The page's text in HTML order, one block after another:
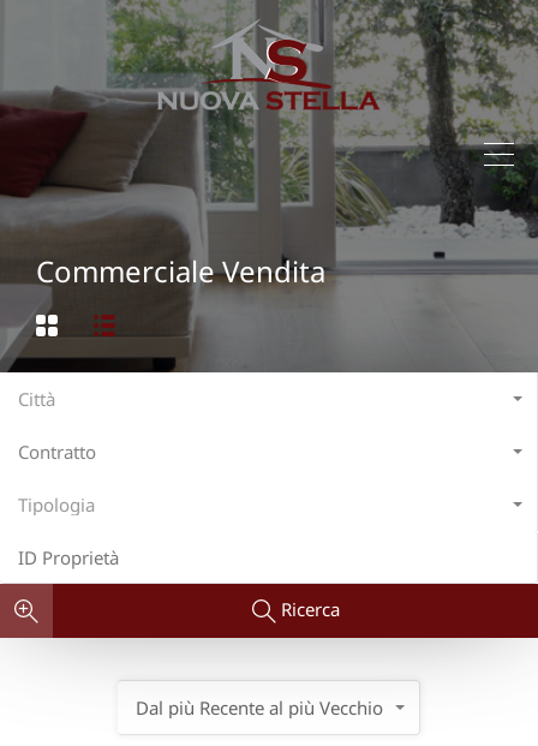
Commerciale Vendita
Città
Contratto
Tipologia
Ricerca
Dal più Recente al più Vecchio